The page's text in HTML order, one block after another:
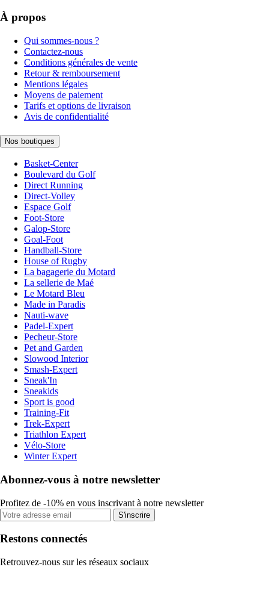
À propos
Qui sommes-nous ?
Contactez-nous
Conditions générales de vente
Retour & remboursement
Mentions légales
Moyens de paiement
Tarifs et options de livraison
Avis de confidentialité
Nos boutiques
Basket-Center
Boulevard du Golf
Direct Running
Direct-Volley
Espace Golf
Foot-Store
Galop-Store
Goal-Foot
Handball-Store
House of Rugby
La bagagerie du Motard
La sellerie de Maé
Le Motard Bleu
Made in Paradis
Nauti-wave
Padel-Expert
Pecheur-Store
Pet and Garden
Slowood Interior
Smash-Expert
Sneak'In
Sneakids
Sport is good
Training-Fit
Trek-Expert
Triathlon Expert
Vélo-Store
Winter Expert
Abonnez-vous à notre newsletter
Profitez de -10% en vous inscrivant à notre newsletter
S'inscrire
Restons connectés
Retrouvez-nous sur les réseaux sociaux